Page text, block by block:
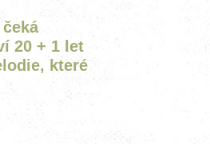
20 + 1 let
které